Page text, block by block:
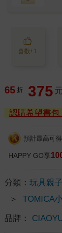
喜歡+1
65 折 375 元
認購希望書包
預計最高可
HAPPY GO享
分類： 玩具親子
＞
TOMICA
品牌：